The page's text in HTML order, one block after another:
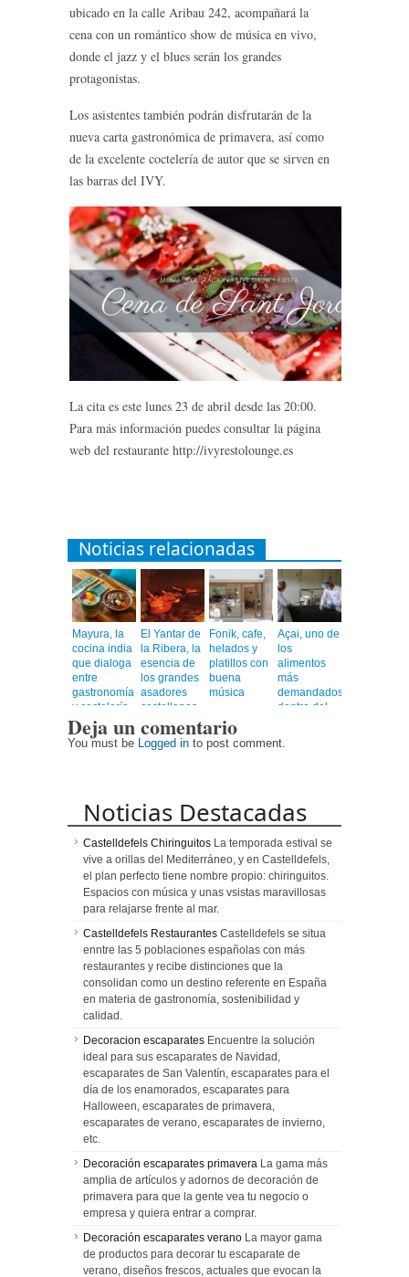
ubicado en la calle Aribau 242, acompañará la
cena con un romántico show de música en vivo,
donde el jazz y el blues serán los grandes
protagonistas.
Los asistentes también podrán disfrutarán de la
nueva carta gastronómica de primavera, así como
de la excelente coctelería de autor que se sirven en
las barras del IVY.
La cita es este lunes 23 de abril desde las 20:00.
Para más información puedes consultar la página
web del restaurante http://ivyrestolounge.es
Noticias relacionadas
Mayura, la
cocina india
que dialoga
entre
gastronomía
y coctelería
de autor
El Yantar de
la Ribera, la
esencia de
los grandes
asadores
castellanos
corazón de
Barcelona
Fonik, cafe,
helados y
platillos con
buena
música
Açai, uno de
los
alimentos
más
demandados
dentro del
healthy
Deja un comentario
You must be Logged in to post comment.
Noticias Destacadas
Castelldefels Chiringuitos La temporada estival se
vive a orillas del Mediterráneo, y en Castelldefels,
el plan perfecto tiene nombre propio: chiringuitos.
Espacios con música y unas vsistas maravillosas
para relajarse frente al mar.
Castelldefels Restaurantes Castelldefels se situa
enntre las 5 poblaciones españolas con más
restaurantes y recibe distinciones que la
consolidan como un destino referente en España
en materia de gastronomía, sostenibilidad y
calidad.
Decoracion escaparates Encuentre la solución
ideal para sus escaparates de Navidad,
escaparates de San Valentín, escaparates para el
día de los enamorados, escaparates para
Halloween, escaparates de primavera,
escaparates de verano, escaparates de invierno,
etc.
Decoración escaparates primavera La gama más
amplia de artículos y adornos de decoración de
primavera para que la gente vea tu negocio o
empresa y quiera entrar a comprar.
Decoración escaparates verano La mayor gama
de productos para decorar tu escaparate de
verano, diseños frescos, actuales que evocan la